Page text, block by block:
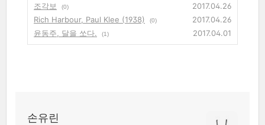
조각보 (0)
2017.04.26
Rich Harbour, Paul Klee (1938)
(0)
2017.04.26
윤동주, 달을 쏘다.
(1) 2017.04.01
손유린